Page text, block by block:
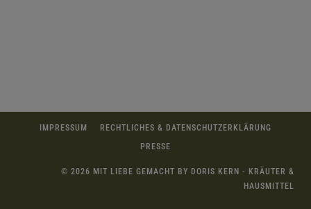
IMPRESSUM
RECHTLICHES & DATENSCHUTZERKLÄRUNG
PRESSE
© 2026 MIT LIEBE GEMACHT BY DORIS KERN - KRÄUTER &
HAUSMITTEL